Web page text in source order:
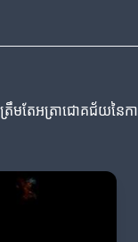
ែអត្រាជោគជ័យនៃការ